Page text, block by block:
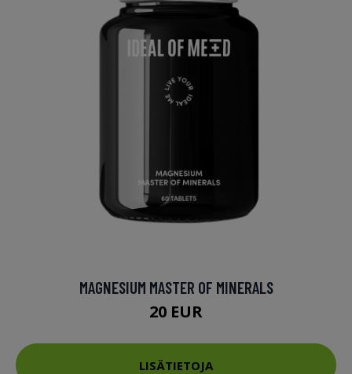
MAGNESIUM MASTER OF MINERALS
20 EUR
LISÄTIETOJA